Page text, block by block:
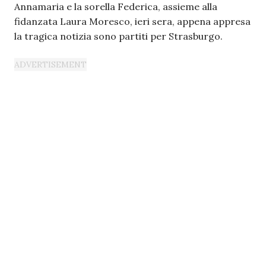
Annamaria e la sorella Federica, assieme alla
fidanzata Laura Moresco, ieri sera, appena appresa
la tragica notizia sono partiti per Strasburgo.